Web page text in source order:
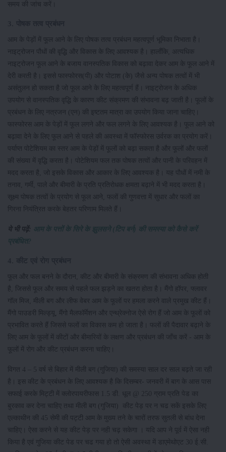
समय की जांच करें।
आम के पेड़ों में फूल आने के लिए पोषक तत्व प्रबंधन महत्वपूर्ण भूमिका निभाता है।
नाइट्रोजन पौधों की वृद्धि और विकास के लिए आवश्यक है। हालाँकि, अत्यधिक
नाइट्रोजन फूल आने के बजाय वानस्पतिक विकास को बढ़ावा देकर आम के फूल आने में
देरी करती है। इससे फास्फोरस(पी) और पोटाश (के) जैसे अन्य पोषक तत्वों में भी
असंतुलन हो सकता है जो फूल आने के लिए महत्वपूर्ण हैं। नाइट्रोजन के अधिक
उपयोग से वानस्पतिक वृद्धि के कारण कीट संक्रमण की संभावना बढ़ जाती है। फूलों के
प्रबंधन के लिए नत्रजन (एन) की इष्टतम मात्रा का उपयोग किया जाना चाहिए।
फास्फोरस आम के पेड़ों में फूल लगने और फल लगने के लिए आवश्यक है। फूल आने को
बढ़ावा देने के लिए फूल आने से पहले की अवस्था में फॉस्फोरस उर्वरक का प्रयोग करें।
पर्याप्त पोटेशियम का स्तर आम के पेड़ों में फूलों को बढ़ा सकता है और फूलों और फलों
की संख्या में वृद्धि करता है। पोटेशियम फल तक पोषक तत्वों और पानी के परिवहन में
मदद करता है, जो इसके विकास और आकार के लिए आवश्यक है। यह पौधों में नमी के
तनाव, गर्मी, पाले और बीमारी के प्रति प्रतिरोधक क्षमता बढ़ाने में भी मदद करता है।
सूक्ष्म पोषक तत्वों के प्रयोग से फूल आने, फलों की गुणवत्ता में सुधार और फलों का
गिरना नियंत्रित करके बेहतर परिणाम मिलते हैं।
ये भी पढ़ें: आम के पत्तों के सिरे के झुलसने (टिप बर्न) की समस्या को कैसे करें
प्रबंधित?
फूल और फल बनने के दौरान, कीट और बीमारी के संक्रमण की संभावना अधिक होती
है, जिससे फूल और समय से पहले फल झड़ने का खतरा होता है। मैंगो हॉपर, फ्लावर
गॉल मिज, मीली बग और लीफ वेबर आम के फूलों पर हमला करने वाले प्रमुख कीट हैं।
मैंगो पाउडरी मिल्ड्यू, मैंगो मैलफॉर्मेशन और एन्थ्रेक्नोज ऐसे रोग हैं जो आम के फूलों को
प्रभावित करते हैं जिससे फलों का विकास कम हो जाता है। फलों की पैदावार बढ़ाने के
लिए आम के फूलों में कीटों और बीमारियों के लक्षण और प्रबंधन की जाँच करें - आम के
फूलों में रोग और कीट प्रबंधन करना चाहिए।
विगत 4 – 5 वर्ष से बिहार में मीली बग (गुजिया) की समस्या साल दर साल बढ़ते जा रही
है। इस कीट के प्रबंधन के लिए आवश्यक है कि दिसम्बर- जनवरी में बाग के आस पास
सफाई करके मिट्टी में क्लोरपायरीफास 1.5 डी. धूल @ 250 ग्राम प्रति पेड का
बुरकाव कर देना चाहिए तथा मीली बग (गुजिया) कीट पेड़ पर न चढ सकें इसके लिए
एल्काथीन की 45 सेमी की पट्टी आम के मुख्य तने के चारों तरफ सुतली से बांध देना
चाहिए। ऐसा करने से यह कीट पेड़ पर नही चढ़ सकेगा । यदि आप ने पूर्व में ऐसा नही
किया है एवं गुजिया कीट पेड पर चढ गया हो तो ऐसी अवस्था में डाएमेथोएट 30 ई.सी.